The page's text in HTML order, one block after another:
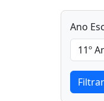
Ano
Filtrar